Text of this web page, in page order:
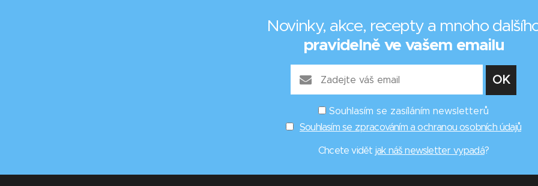
Novinky, akce, recepty a mnoho
pravidelně ve vašem emailu
Souhlasím se zasíláním newsletterů
Souhlasím se zpracováním a ochranou osobních údajů
Chcete vidět jak náš newsletter vypadá?